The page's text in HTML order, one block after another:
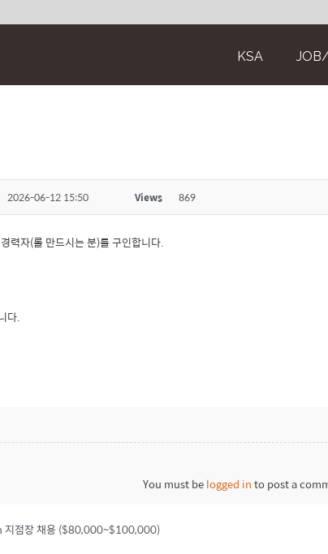
KSA
2026-06-12 15:50 Views 869
력자(롤 만드시는 분)를 구인합니다.
다.
You must belogged into post a
지점장 채용 ($80,000~$100,000)